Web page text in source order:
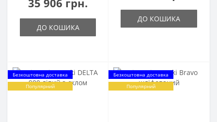
35 906 грн.
ДО КОШИКА
ДО КОШИКА
Безкоштовна доставка
Популярний
Безкоштовна доставка
Популярний